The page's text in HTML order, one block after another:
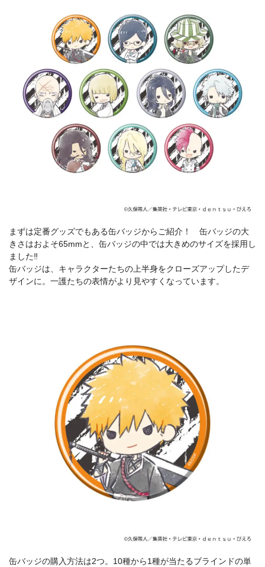
まずは定番グッズでもある缶バッジからご紹介！ 缶バッジの大
きさはおよそ65mmと、缶バッジの中では大きめのサイズを採用し
ました‼
缶バッジは、キャラクターたちの上半身をクローズアップしたデ
ザインに。一護たちの表情がより見やすくなっています。
缶バッジの購入方法は2つ。10種から1種が当たるブラインドの単